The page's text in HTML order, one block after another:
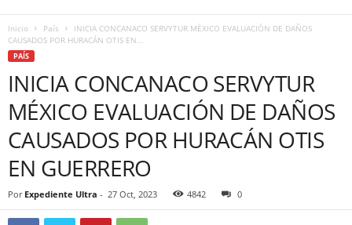
Inicio País
INICIA CONCANACO SERVYTUR MÉXICO EVALUACIÓN DE DAÑOS
CAUSADOS POR HURACÁN OTIS EN...
PAÍS
INICIA CONCANACO SERVYTUR
MÉXICO EVALUACIÓN DE DAÑOS
CAUSADOS POR HURACÁN OTIS
EN GUERRERO
Por Expediente Ultra - 27 Oct, 2023 4842 0